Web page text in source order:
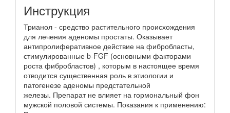
Инструкция
Трианол - средство растительного происхождения
для лечения аденомы простаты. Оказывает
антипролиферативное действие на фибробласты,
стимулированные b-FGF (основными факторами
роста фибробластов) , которым в настоящее время
отводится существенная роль в этиологии и
патогенезе аденомы предстательной
железы. Препарат не влияет на гормональный фон
мужской половой системы. Показания к применению: